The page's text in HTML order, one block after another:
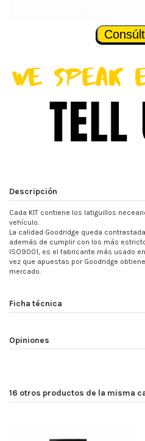
Descripción
Cada KIT contiene los latiguillos
vehículo.
La calidad Goodridge queda
además de cumplir con los más
ISO9001, es el fabricante más usado
vez que apuestas por Goodridge
mercado.
Ficha técnica
Opiniones
16 otros productos de la misma